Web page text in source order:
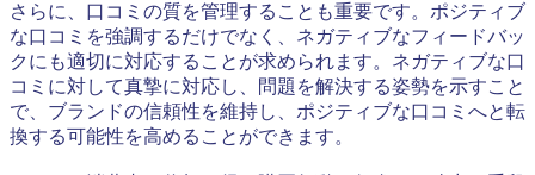
さらに、口コミの質を管理することも重要です。ポジティブ
な口コミを強調するだけでなく、ネガティブなフィードバッ
クにも適切に対応することが求められます。ネガティブな口
コミに対して真摯に対応し、問題を解決する姿勢を示すこと
で、ブランドの信頼性を維持し、ポジティブな口コミへと転
換する可能性を高めることができます。